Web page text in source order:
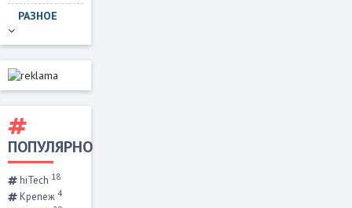
РАЗНОЕ
ПОПУЛЯРНО
hiTech 18
Крепеж 4